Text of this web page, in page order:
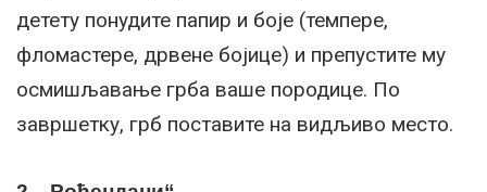
детету понудите папир и боје (темпере,
фломастере, дрвене бојице) и препустите му
осмишљавање грба ваше породице. По
завршетку, грб поставите на видљиво место.